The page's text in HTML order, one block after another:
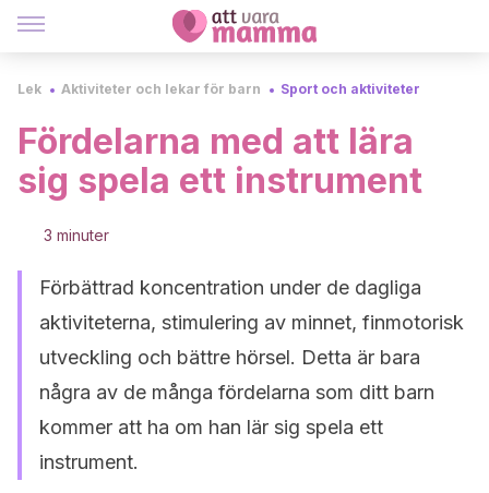
Lek Aktiviteter och lekar för barn Sport och aktiviteter
Fördelarna med att lära
sig spela ett instrument
3 minuter
Förbättrad koncentration under de dagliga
aktiviteterna, stimulering av minnet, finmotorisk
utveckling och bättre hörsel. Detta är bara
några av de många fördelarna som ditt barn
kommer att ha om han lär sig spela ett
instrument.